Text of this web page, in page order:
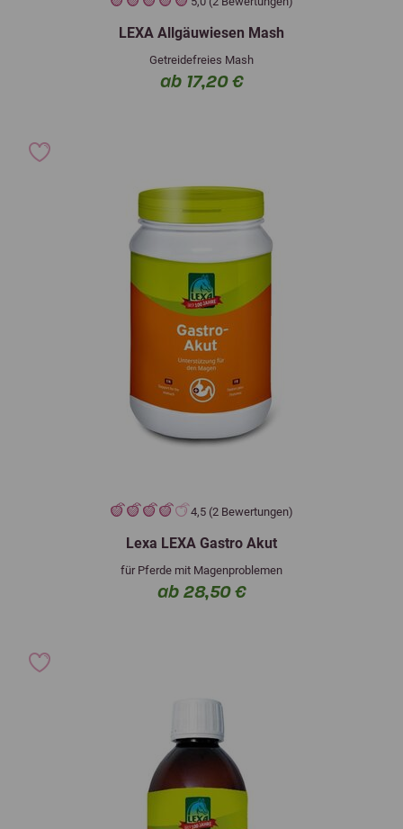
LEXA Allgäuwiesen Mash
Getreidefreies Mash
ab 17,20 €
4,5 (2 Bewertungen)
Lexa LEXA Gastro Akut
für Pferde mit Magenproblemen
ab 28,50 €